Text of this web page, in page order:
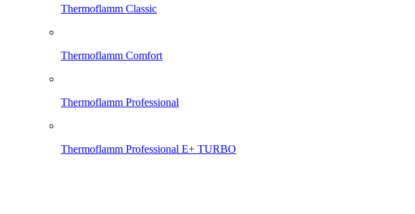
Thermoflamm Classic
Thermoflamm Comfort
Thermoflamm Professional
Thermoflamm Professional E+ TURBO